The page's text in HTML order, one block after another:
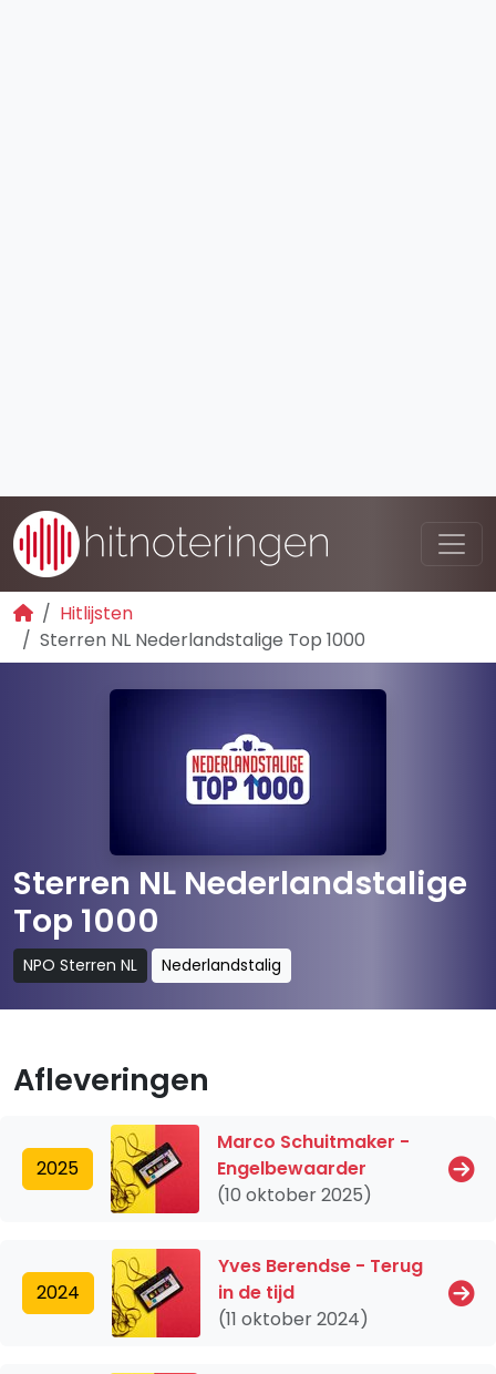
Hitlijsten
Sterren NL Nederlandstalige Top 1000
Sterren NL Nederlandstalige
Top 1000
NPO Sterren NL Nederlandstalig
Afleveringen
2025
Marco Schuitmaker -
Engelbewaarder
(10 oktober 2025)
2024
Yves Berendse - Terug
in de tijd
(11 oktober 2024)